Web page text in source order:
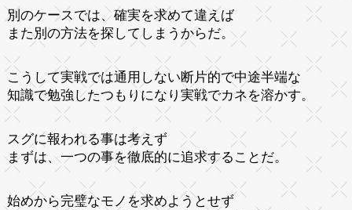
別のケースでは、確実を求めて違えば
また別の方法を探してしまうからだ。
こうして実戦では通用しない断片的で中途半端な
知識で勉強したつもりになり実戦でカネを溶かす。
スグに報われる事は考えず
まずは、一つの事を徹底的に追求することだ。
始めから完璧なモノを求めようとせず